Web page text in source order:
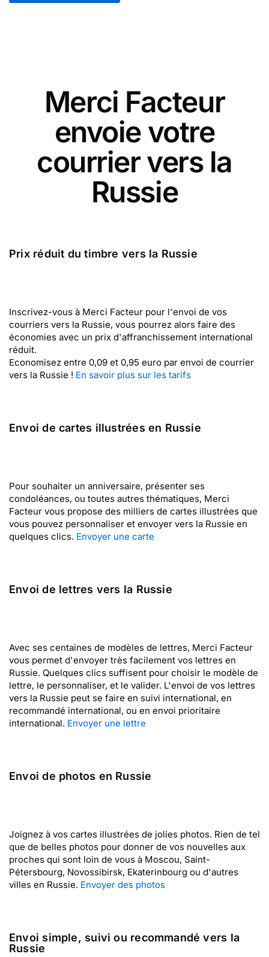
Merci Facteur
envoie votre
courrier vers la
Russie
Prix réduit du timbre vers la Russie
Inscrivez-vous à Merci Facteur pour l'envoi de vos
courriers vers la Russie, vous pourrez alors faire des
économies avec un prix d'affranchissement international
réduit.
Economisez entre 0,09 et 0,95 euro par envoi de courrier
vers la Russie ! En savoir plus sur les tarifs
Envoi de cartes illustrées en Russie
Pour souhaiter un anniversaire, présenter ses
condoléances, ou toutes autres thématiques, Merci
Facteur vous propose des milliers de cartes illustrées que
vous pouvez personnaliser et envoyer vers la Russie en
quelques clics. Envoyer une carte
Envoi de lettres vers la Russie
Avec ses centaines de modèles de lettres, Merci Facteur
vous permet d'envoyer très facilement vos lettres en
Russie. Quelques clics suffisent pour choisir le modèle de
lettre, le personnaliser, et le valider. L'envoi de vos lettres
vers la Russie peut se faire en suivi international, en
recommandé international, ou en envoi prioritaire
international. Envoyer une lettre
Envoi de photos en Russie
Joignez à vos cartes illustrées de jolies photos. Rien de tel
que de belles photos pour donner de vos nouvelles aux
proches qui sont loin de vous à Moscou, Saint-
Pétersbourg, Novossibirsk, Ekaterinbourg ou d'autres
villes en Russie. Envoyer des photos
Envoi simple, suivi ou recommandé vers la
Russie